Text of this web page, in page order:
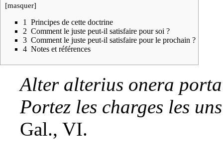
[masquer]
1 Principes de cette doctrine
2 Comment le juste peut-il satisfaire pour soi ?
3 Comment le juste peut-il satisfaire pour le prochain ?
4 Notes et références
Alter alterius onera
Portez les charges les
Gal., VI.